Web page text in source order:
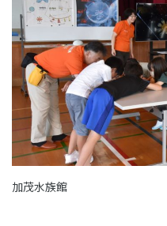
加茂水族館